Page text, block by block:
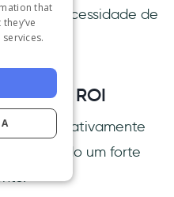
a necessidade de
e maior ROI
significativamente
um forte
that